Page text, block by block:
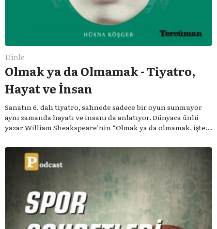
Dinle
Olmak ya da Olmamak - Tiyatro,
Hayat ve İnsan
Sanatın 6. dalı tiyatro, sahnede sadece bir oyun sunmuyor
aynı zamanda hayatı ve insanı da anlatıyor. Dünyaca ünlü
yazar William Sheakspeare’nin “Olmak ya da olmamak, işte
serimizde; tiyatroyu, alanının uzman isimleriyle
konuşuyoruz..